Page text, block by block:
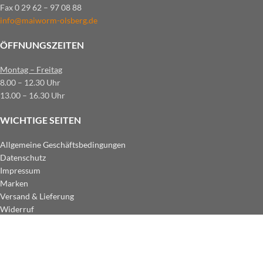
Fax 0 29 62 – 97 08 88
info@maiworm-olsberg.de
ÖFFNUNGSZEITEN
Montag – Freitag
8.00 – 12.30 Uhr
13.00 – 16.30 Uhr
WICHTIGE SEITEN
Allgemeine Geschäftsbedingungen
Datenschutz
Impressum
Marken
Versand & Lieferung
Widerruf